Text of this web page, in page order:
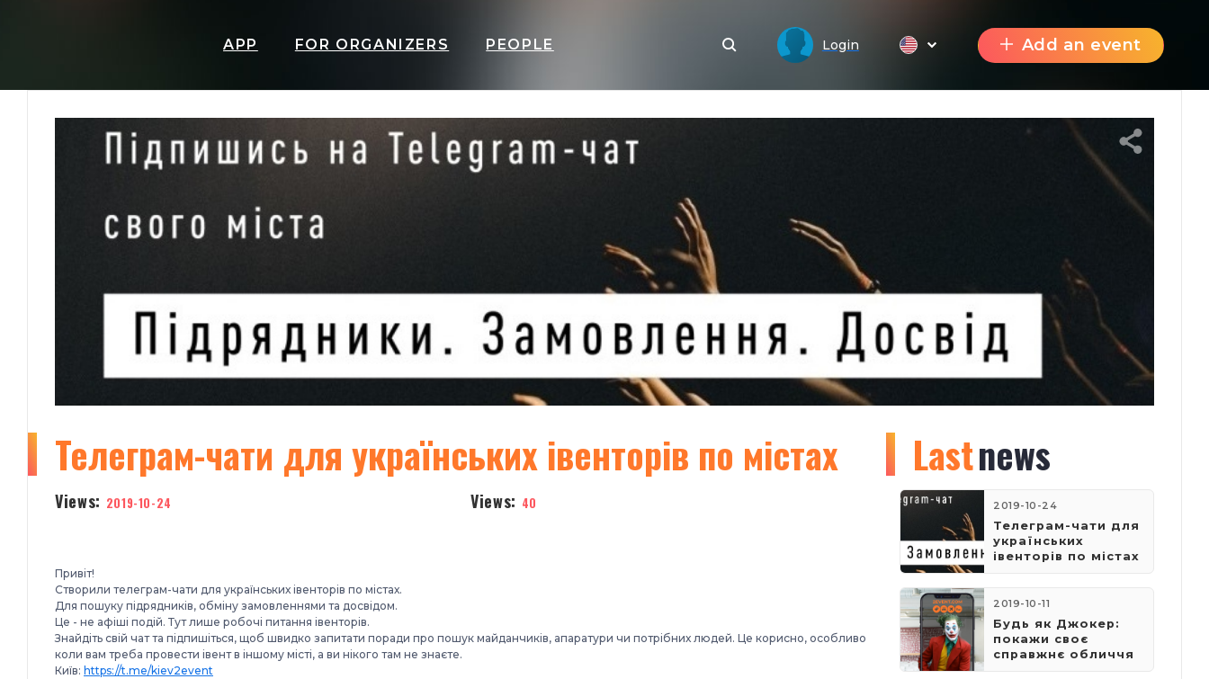
APP FOR ORGANIZERS PEOPLE Login Add an event
Телеграм-чати для українських івенторів по містах
Views: 2019-10-24 Views: 40
Привіт!
Створили телеграм-чати для українських івенторів по містах.
Для пошуку підрядників, обміну замовленнями та досвідом.
Це - не афіші подій. Тут лише робочі питання івенторів.
Знайдіть свій чат та підпишіться, щоб швидко запитати поради про пошук майданчиків, апаратури чи потрібних людей. Це корисно, особливо
коли вам треба провести івент в іншому місті, а ви нікого там не знаєте.
Київ: https://t.me/kiev2event
Lastnews
2019-10-24
Телеграм-чати для
українських
івенторів по містах
2019-10-11
Будь як Джокер:
покажи своє
справжнє обличчя